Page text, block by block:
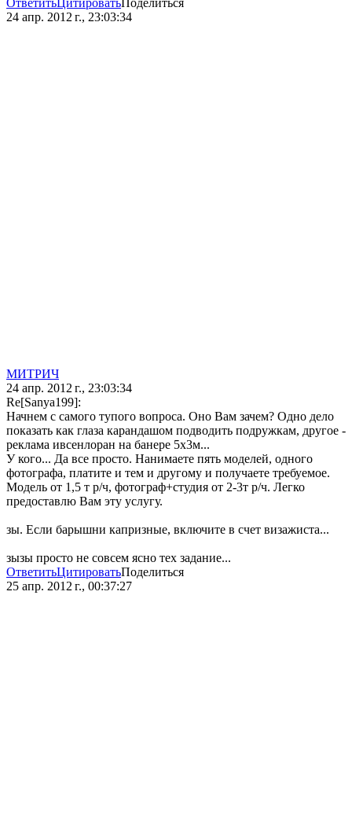
Ответить Цитировать Поделиться
24 апр. 2012 г., 23:03:34
МИТРИЧ
24 апр. 2012 г., 23:03:34
Re[Sanya199]:
Начнем с самого тупого вопроса. Оно Вам зачем? Одно дело
показать как глаза карандашом подводить подружкам, другое -
реклама ивсенлоран на банере 5х3м...
У кого... Да все просто. Нанимаете пять моделей, одного
фотографа, платите и тем и другому и получаете требуемое.
Модель от 1,5 т р/ч, фотограф+студия от 2-3т р/ч. Легко
предоставлю Вам эту услугу.
зы. Если барышни капризные, включите в счет визажиста...
зызы просто не совсем ясно тех задание...
ОтветитьЦитироватьПоделиться
25 апр. 2012 г., 00:37:27